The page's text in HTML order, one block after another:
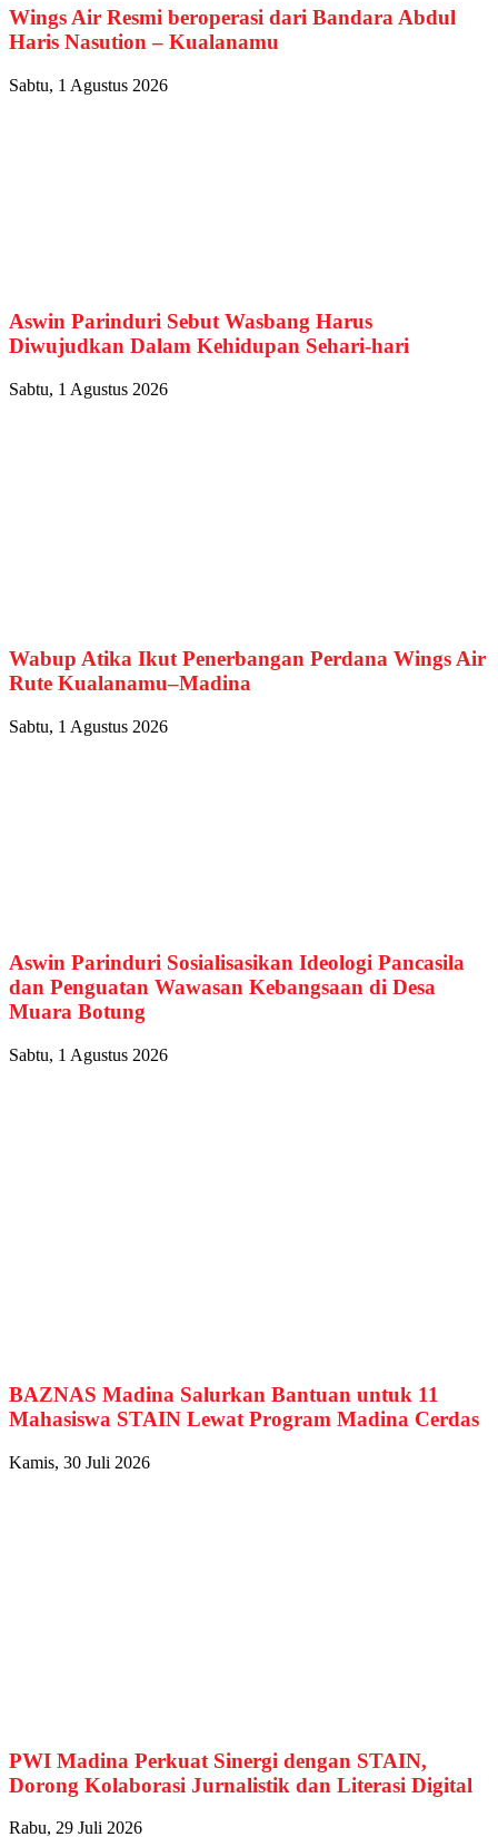
Wings Air Resmi beroperasi dari Bandara Abdul
Haris Nasution – Kualanamu
Sabtu, 1 Agustus 2026
Aswin Parinduri Sebut Wasbang Harus
Diwujudkan Dalam Kehidupan Sehari-hari
Sabtu, 1 Agustus 2026
Wabup Atika Ikut Penerbangan Perdana Wings Air
Rute Kualanamu–Madina
Sabtu, 1 Agustus 2026
Aswin Parinduri Sosialisasikan Ideologi Pancasila
dan Penguatan Wawasan Kebangsaan di Desa
Muara Botung
Sabtu, 1 Agustus 2026
BAZNAS Madina Salurkan Bantuan untuk 11
Mahasiswa STAIN Lewat Program Madina Cerdas
Kamis, 30 Juli 2026
PWI Madina Perkuat Sinergi dengan STAIN,
Dorong Kolaborasi Jurnalistik dan Literasi Digital
Rabu, 29 Juli 2026